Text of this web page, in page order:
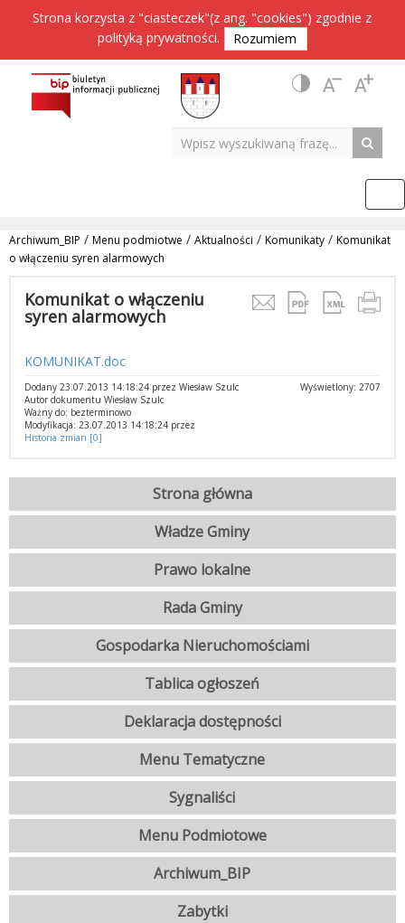
Strona korzysta z "ciasteczek"(z ang. "cookies") zgodnie z
polityką prywatności. Rozumiem
Archiwum_BIP / Menu podmiotwe / Aktualności / Komunikaty / Komunikat
o włączeniu syren alarmowych
Komunikat o włączeniu
syren alarmowych
KOMUNIKAT.doc
Wyświetlony: 2707
Dodany 23.07.2013 14:18:24 przez Wiesław Szulc
Autor dokumentu Wiesław Szulc
Ważny do: bezterminowo
Modyfikacja: 23.07.2013 14:18:24 przez
Historia zmian [0]
Strona główna
Władze Gminy
Prawo lokalne
Rada Gminy
Gospodarka Nieruchomościami
Tablica ogłoszeń
Deklaracja dostępności
Menu Tematyczne
Sygnaliści
Menu Podmiotowe
Archiwum_BIP
Zabytki